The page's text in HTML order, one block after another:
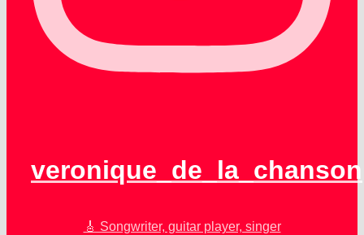
veronique_de_la_chanson
🎸 Songwriter, guitar player, singer